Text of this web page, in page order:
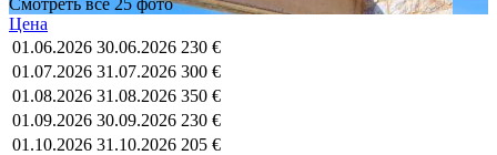
Цена
01.06.2026 30.06.2026 230 €
01.07.2026 31.07.2026 300 €
01.08.2026 31.08.2026 350 €
01.09.2026 30.09.2026 230 €
01.10.2026 31.10.2026 205 €